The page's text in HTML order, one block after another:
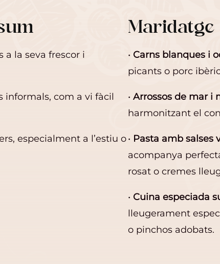
a la seva frescor i
informals, com a vi fàcil
especialment a l’estiu o
Maridatge
• Carns blanques i
picants o porc
•Arrossos de mar i
harmonitzant el
• Pasta amb salses
acompanya
rosat o cremes
• Cuina especiada
lleugerament
o pinchos adobats.